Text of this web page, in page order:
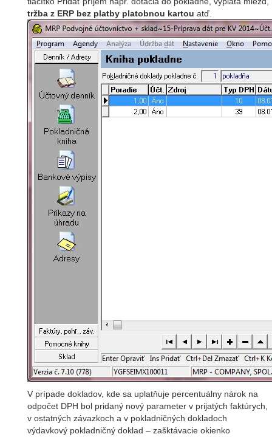
tržba z ERP bez platby platobnou kartou atď.
V prípade dokladov, kde sa uplatňuje percentuálny nárok na
odpočet DPH bol pridaný nový parameter v prijatých faktúrych,
v ostatných závazkoch a v pokladničných dokladoch
výdavkový pokladničný doklad – zašktávacie okienko